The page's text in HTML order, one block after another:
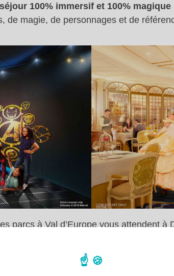
100% immersif et 100% magique
de magie, de personnages et de
parcs à Val d’Europe vous attendent
pour passer le séjour de vos rêves à